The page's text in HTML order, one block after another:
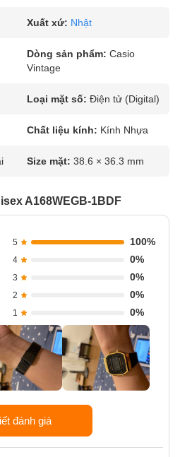
Xuất xứ: Nhật
Dòng sản phẩm: Casio
Vintage
Loại mặt số: Điện tử (Digital)
Chất liệu kính: Kính Nhựa
Size mặt: 38.6 × 36.3 mm
A168WEGB-1BDF
5 100%
4 0%
3 0%
2 0%
1 0%
đánh giá